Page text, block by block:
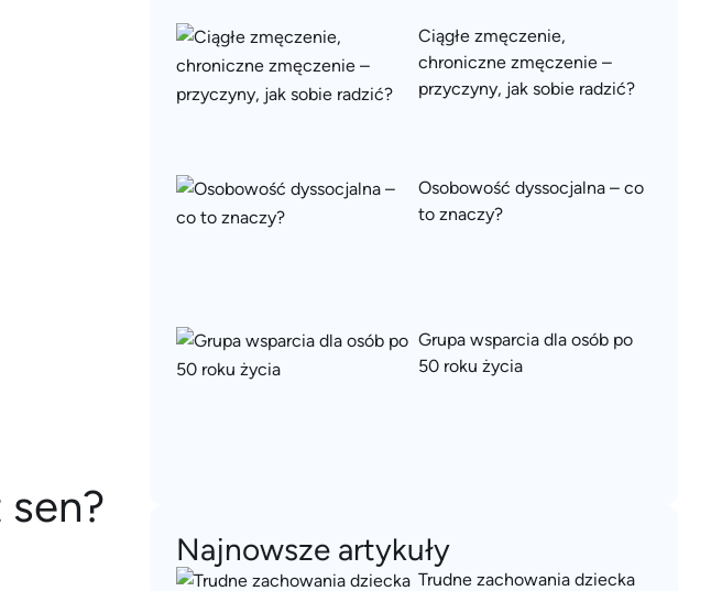
Ciągłe zmęczenie,
chroniczne zmęczenie –
przyczyny, jak sobie radzić?
Osobowość dyssocjalna – co
to znaczy?
Grupa wsparcia dla osób po
50 roku życia
Najnowsze artykuły
Trudne zachowania dziecka